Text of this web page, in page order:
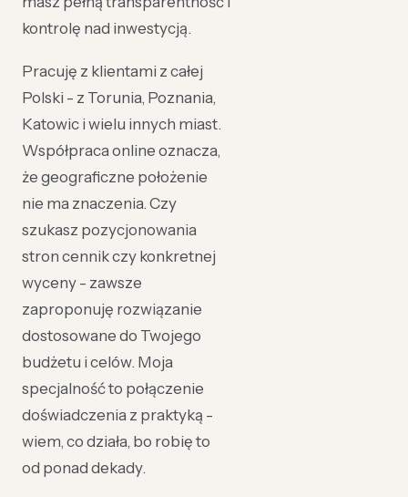
kontrolę nad inwestycją.
Pracuję z klientami z całej
Polski - z Torunia, Poznania,
Katowic i wielu innych miast.
Współpraca online oznacza,
że geograficzne położenie
nie ma znaczenia. Czy
szukasz pozycjonowania
stron cennik czy konkretnej
wyceny - zawsze
zaproponuję rozwiązanie
dostosowane do Twojego
budżetu i celów. Moja
specjalność to połączenie
doświadczenia z praktyką -
wiem, co działa, bo robię to
od ponad dekady.